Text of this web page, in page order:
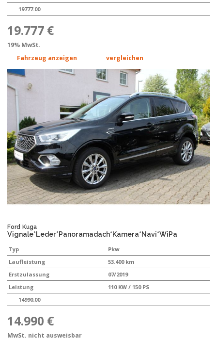
19777.00
19.777 €
19% MwSt.
Fahrzeug anzeigen
vergleichen
Ford Kuga
Vignale*Leder*Panoramadach*Kamera*Navi*WiPa
Typ
Pkw
Laufleistung
53.400 km
Erstzulassung
07/2019
Leistung
110 KW / 150 PS
14990.00
14.990 €
MwSt. nicht ausweisbar